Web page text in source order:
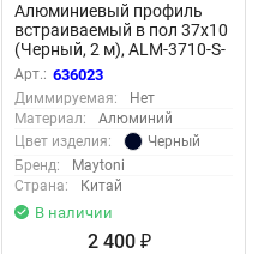
Алюминиевый профиль
встраиваемый в пол 37x10
(Черный, 2 м), ALM-3710-S-
2M 636023 (Черный)
636023
Арт.: 636023
Диммируемая:
Нет
Материал:
Алюминий
Цвет изделия:
Черный
Бренд:
Maytoni
Страна:
Китай
В наличии
2 400 ₽